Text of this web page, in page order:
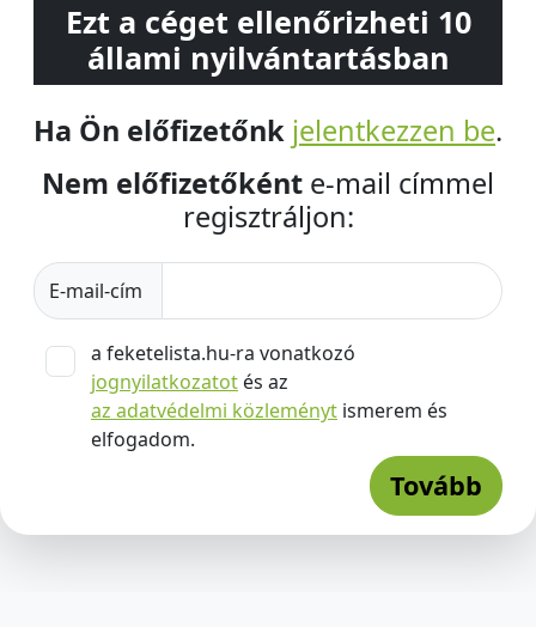
Ezt a céget ellenőrizheti 10
állami nyilvántartásban
Ha Ön előfizetőnk jelentkezzen be.
Nem előfizetőként e-mail címmel
regisztráljon:
E-mail-cím
a feketelista.hu-ra vonatkozó
jognyilatkozatot és az
az adatvédelmi közleményt ismerem és
elfogadom.
Tovább